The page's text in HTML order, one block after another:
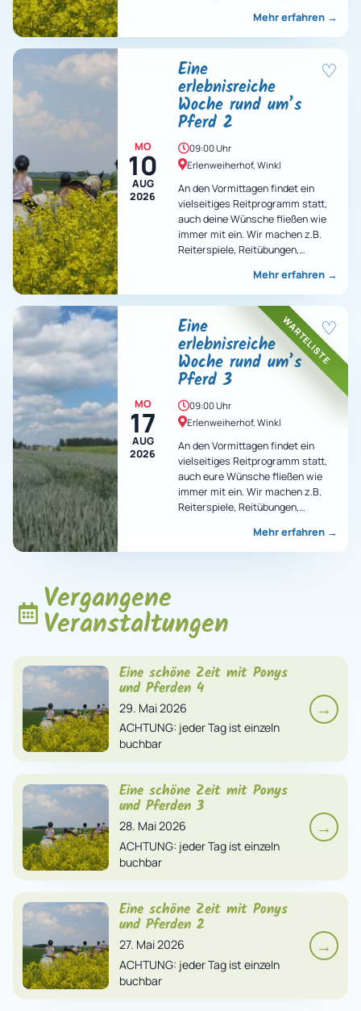
Mehr erfahren →
MO
10
AUG
2026
Eine
erlebnisreiche
Woche rund um’s
Pferd 2
♡
09:00 Uhr
Erlenweiherhof, Winkl
An den Vormittagen findet ein
vielseitiges Reitprogramm statt,
auch deine Wünsche fließen wie
immer mit ein. Wir machen z.B.
Reiterspiele, Reitübungen,
Mehr erfahren →
WARTELISTE
MO
17
AUG
2026
Eine
erlebnisreiche
Woche rund um’s
Pferd 3
♡
09:00 Uhr
Erlenweiherhof, Winkl
An den Vormittagen findet ein
vielseitiges Reitprogramm statt,
auch eure Wünsche fließen wie
immer mit ein. Wir machen z.B.
Reiterspiele, Reitübungen,
Mehr erfahren →
Vergangene
Veranstaltungen
Eine schöne Zeit mit Ponys
und Pferden 4
29. Mai 2026
ACHTUNG: jeder Tag ist einzeln
buchbar
→
Eine schöne Zeit mit Ponys
und Pferden 3
28. Mai 2026
ACHTUNG: jeder Tag ist einzeln
buchbar
→
Eine schöne Zeit mit Ponys
und Pferden 2
27. Mai 2026
ACHTUNG: jeder Tag ist einzeln
buchbar
→